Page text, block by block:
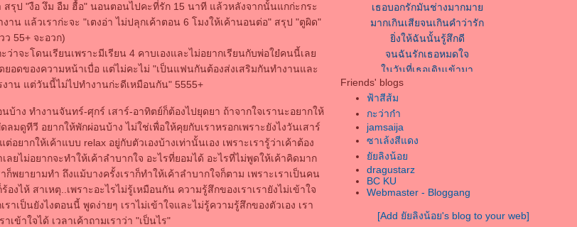
รุป "งือ งึม อืม ฮื้อ" นอนตอนไปคะที่รัก 15 นาที แล้วหลังจากนั้นแกก่ะกระ
าน แล้วเราก่ะจะ "เตงอ่า ไม่ปลุกเค้าตอน 6 โมงให้เค้านอนต่อ" สรุป "ตูผิด"
55+ จะอวก)
าจะโดนเรียนเพราะมีเรียน 4 คาบเองและไม่อยากเรียนกับพ่อใย๋คนนี้เล
อดของความหน้าเบื่อ แต่ไม่คะไม่ "เป็นแฟนกันต้องส่งเสริมกันทำงานและ
งาน แต่วันนี้ไม่ไปทำงานก่ะดีเหมือนกัน" 5555+
บ้าง ทำงานจันทร์-ศุกร์ เสาร์-อาทิตย์ก็ต้องไปยุดยา ถ้าจากใจเรานะอยากให้
ลมดูทีวี อยากให้พักผ่อนบ้าง ไม่ใช่เพื่อให้คุยกับเราหรอกเพราะยังไงวันเสาร์
อยากให้เค้าแบบ relax อยู่กับตัวเองบ้างเท่านั้นเอง เพราะเรารู้ว่าเค้าต้อง
เลยไม่อยากจะทำให้เค้าลำบากใจ อะไรที่ยอมได้ อะไรที่ไม่พูดให้เค้าคิดมาก
ก็พยายามทำ ถึงแม้บางครั้งเราก็ทำให้เค้าลำบากใจก็ตาม เพราะเราเป็นคน
งไห้ สาเหตุ..เพราะอะไรไม่รู้เหมือนกัน ความรู้สึกของเราเรายังไม่เข้าใจ
ราเป็นยังไงตอนนี้ พูดง่ายๆ เราไม่เข้าใจและไม่รู้ความรู้สึกของตัวเอง เรา
เข้าใจได้ เวลาเค้าถามเราว่า "เป็นไร"
มากเกินเสียจนเกินคำว่ารัก
ิ่งให้ฉันนั้นรู้สึกดี
จนฉันรักเธอหมดใจ
นวันที่เธอเดินเข้ามา
ชีวิตฉันนั้นก็เริ่มเปลี่ยนไป
จากคนที่เคยเป็นคนไม่ดีอยู่
ที่ตอนที่เธอเดินเข้ามาในชีวิต
เธอทำให้ฉันเรียนรู้ว่า
ความสุขที่แท้จริงเป็นอย่างไร
ิ่งนานวันไปยิ่งรักกัน
เธอคือตัวจริงที่ฉันรอ
ละเป็นคนสุดท้า
อยากจะขอให้เธอโปรดจงรับฟัง คำๆนี้
Friends' blogs
ฟ้าสีส้ม
กะว่าก๋า
jamsaija
ซาเล้งสีแดง
ัยลิงน้อ
dragustarz
BC KU
Webmaster - Bloggang
[Add ยัยลิงน้อย's blog to your web]